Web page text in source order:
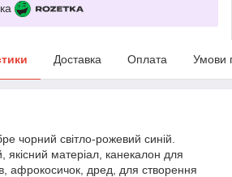
Доставка Оплата Умови
чорний світло-рожевий синій.
якісний матеріал, канекалон для
афрокосичок, дред, для створення